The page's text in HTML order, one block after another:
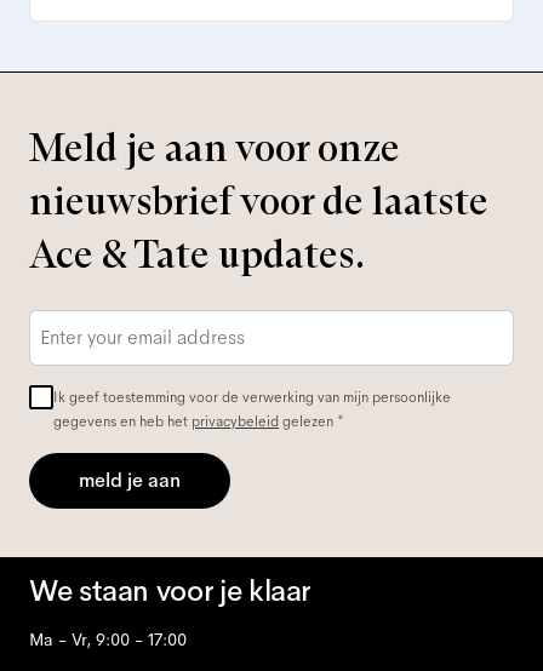
Meld je aan voor onze
nieuwsbrief voor de laatste
Ace & Tate updates.
E-
mailadres*
Ik geef toestemming voor de verwerking van mijn persoonlijke
gegevens en heb het privacybeleidgelezen *
meld je aan
We staan voor je klaar
Ma - Vr, 9:00 - 17:00